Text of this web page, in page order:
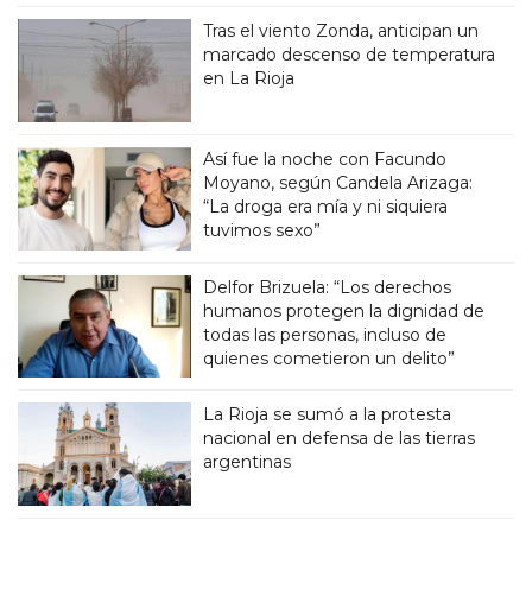
Tras el viento Zonda, anticipan un
marcado descenso de temperatura
en La Rioja
Así fue la noche con Facundo
Moyano, según Candela Arizaga:
“La droga era mía y ni siquiera
tuvimos sexo”
Delfor Brizuela: “Los derechos
humanos protegen la dignidad de
todas las personas, incluso de
quienes cometieron un delito”
La Rioja se sumó a la protesta
nacional en defensa de las tierras
argentinas